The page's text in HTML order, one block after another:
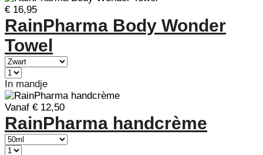
€ 16,95
RainPharma Body Wonder
Towel
In mandje
Vanaf € 12,50
RainPharma handcrème